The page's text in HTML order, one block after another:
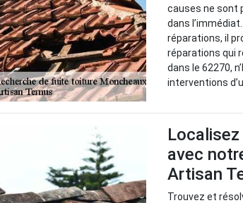
causes ne sont
dans
réparations, il
réparations qui
dans le 62270,
interventions
avec
Artisan
Trouvez et